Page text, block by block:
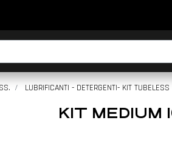
gli altri filtri disponibili.
LUBRIFICANTI - DETERGENTI- KIT TUBELESS
KIT MEDIUM